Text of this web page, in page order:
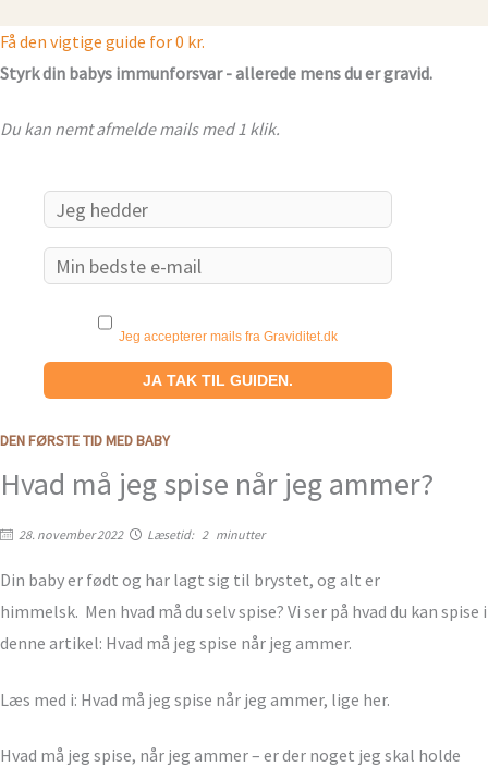
Få den vigtige guide for 0 kr.
Styrk din babys immunforsvar - allerede mens du er gravid.
Du kan nemt afmelde mails med 1 klik.
Jeg accepterer mails fra Graviditet.dk
DEN FØRSTE TID MED BABY
Hvad må jeg spise når jeg ammer?
28. november 2022 Læsetid: 2 minutter
Din baby er født og har lagt sig til brystet, og alt er
himmelsk. Men hvad må du selv spise? Vi ser på hvad du kan spise i
denne artikel: Hvad må jeg spise når jeg ammer.
Læs med i: Hvad må jeg spise når jeg ammer, lige her.
Hvad må jeg spise, når jeg ammer – er der noget jeg skal holde